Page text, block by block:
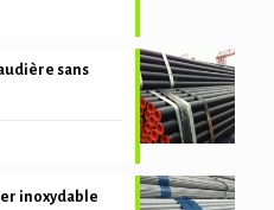
sans
inoxydable